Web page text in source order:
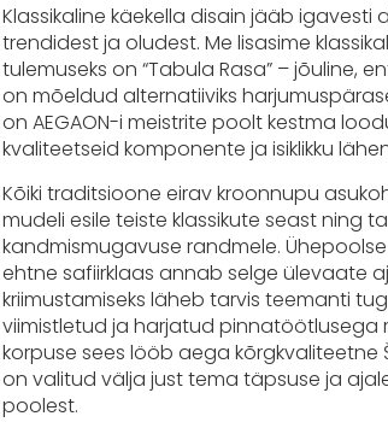
Klassikaline käekella disain jääb igavesti
trendidest ja oludest. Me lisasime
tulemuseks on “Tabula Rasa” – jõuline,
on mõeldud alternatiiviks
on AEGAON-i meistrite poolt kestma
kvaliteetseid komponente ja isiklikku
Kõiki traditsioone eirav kroonnupu
mudeli esile teiste klassikute seast ning
kandmismugavuse randmele.
ehtne safiirklaas annab selge ülevaate
kriimustamiseks läheb tarvis teemanti
viimistletud ja harjatud
korpuse sees lööb aega kõrgkvaliteetne
on valitud välja just tema täpsuse ja
poolest.